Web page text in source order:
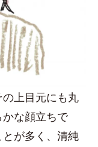
上目元にも丸
な顔立ちで
が多く、清純